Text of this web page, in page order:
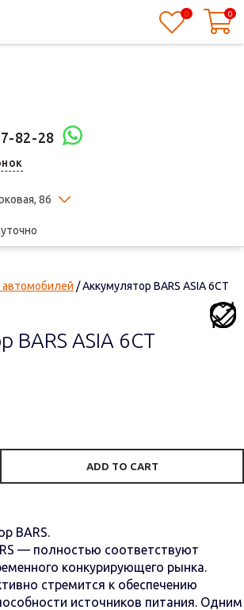
82-28
86
0 0
/ Аккумулятор BARS ASIA 6CT
BARS ASIA 6CT
ADD TO CART
BARS.
— полностью соответствуют
конкурирующего рынка.
стремится к обеспечению
источников питания. Одним